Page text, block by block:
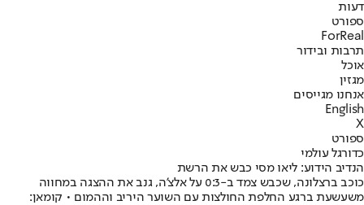
דעות
ספורט
ForReal
תרבות ובידור
אוכל
מגזין
אנחנו מגייסים
English
X
ספורט
כדורגל עולמי
הנדיב הידוע: ליאו מסי כבש את הרשת
כוכב ברצלונה, שכבש צמד ב-0:3 על אלצ'ה, גנב את ההצגה במחווה
משעשעת ברגע החלפת החולצות עם השוער היריב וההמום • קומאן: